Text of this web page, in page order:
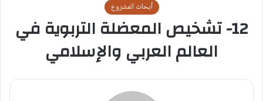
أبحاث المشروع
12- تشخيص المعضلة التربوية في
العالم العربي والإسلامي